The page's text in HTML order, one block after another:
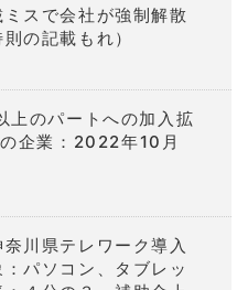
ミスで会社が強制解散
の記載もれ）
上のパートへの加入拡
企業：2022年10月
奈川県テレワーク導入
パソコン、タブレッ